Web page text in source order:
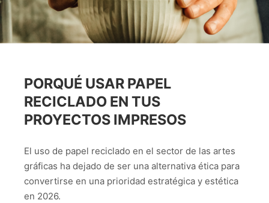
PORQUÉ USAR PAPEL
RECICLADO EN TUS
PROYECTOS IMPRESOS
El uso de papel reciclado en el sector de las artes
gráficas ha dejado de ser una alternativa ética para
convertirse en una prioridad estratégica y estética
en 2026.